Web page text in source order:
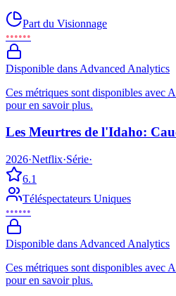
Part du Visionnage
••••••
Disponible dans Advanced Analytics
Ces métriques sont disponibles avec
pour en savoir plus.
Les Meurtres de l'Idaho:
2026·Netflix·Série·
6.1
Téléspectateurs Uniques
••••••
Disponible dans Advanced Analytics
Ces métriques sont disponibles avec
pour en savoir plus.